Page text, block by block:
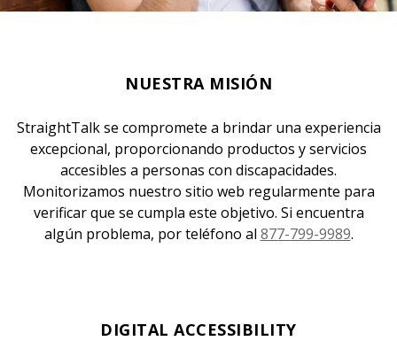
NUESTRA MISIÓN
StraightTalk se compromete a brindar una experiencia
excepcional, proporcionando productos y servicios
accesibles a personas con discapacidades.
Monitorizamos nuestro sitio web regularmente para
verificar que se cumpla este objetivo. Si encuentra
algún problema, por teléfono al 877-799-9989.
DIGITAL ACCESSIBILITY